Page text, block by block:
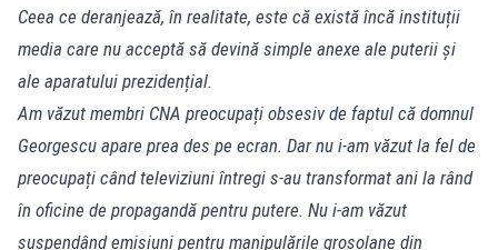
Ceea ce deranjează, în realitate, este că există încă instituții
media care nu acceptă să devină simple anexe ale puterii și
ale aparatului prezidențial.
Am văzut membri CNA preocupați obsesiv de faptul că domnul
Georgescu apare prea des pe ecran. Dar nu i-am văzut la fel de
preocupați când televiziuni întregi s-au transformat ani la rând
în oficine de propagandă pentru putere. Nu i-am văzut
suspendând emisiuni pentru manipulările grosolane din